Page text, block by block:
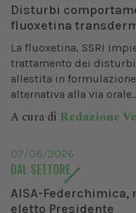
Disturbi
fluoxetina
La fluoxetina, SSRI
trattamento dei
allestita in
alternativa alla via
A cura di Redazione
07/08/2026
DAL SETTORE
AISA-Federchimica,
eletto Presidente